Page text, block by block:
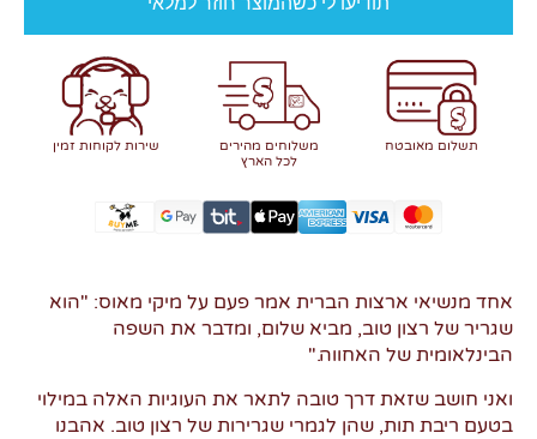
תשלום מאובטח
משלוחים מהירים
לכל הארץ
שירות לקוחות זמין
אחד מנשיאי ארצות הברית אמר פעם על מיקי מאוס: "הוא
שגריר של רצון טוב, מביא שלום, ומדבר את השפה
הבינלאומית של האחווה."
ואני חושב שזאת דרך טובה לתאר את העוגיות האלה במילוי
בטעם ריבת תות, שהן לגמרי שגרירות של רצון טוב. אהבנו